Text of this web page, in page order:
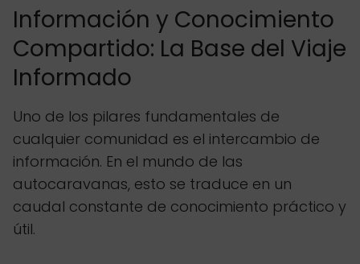
Información y Conocimiento
Compartido: La Base del Viaje
Informado
Uno de los pilares fundamentales de
cualquier comunidad es el intercambio de
información. En el mundo de las
autocaravanas, esto se traduce en un
caudal constante de conocimiento práctico y
útil.